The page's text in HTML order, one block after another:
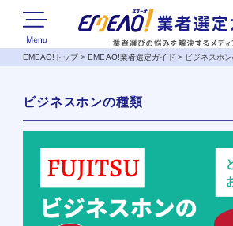
EMEAO!トップ >EMEAO!業者選定ガイド > ビジネスホ
ビジネスホンの種類